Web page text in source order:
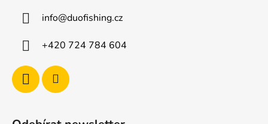
info@duofishing.cz
+420 724 784 604